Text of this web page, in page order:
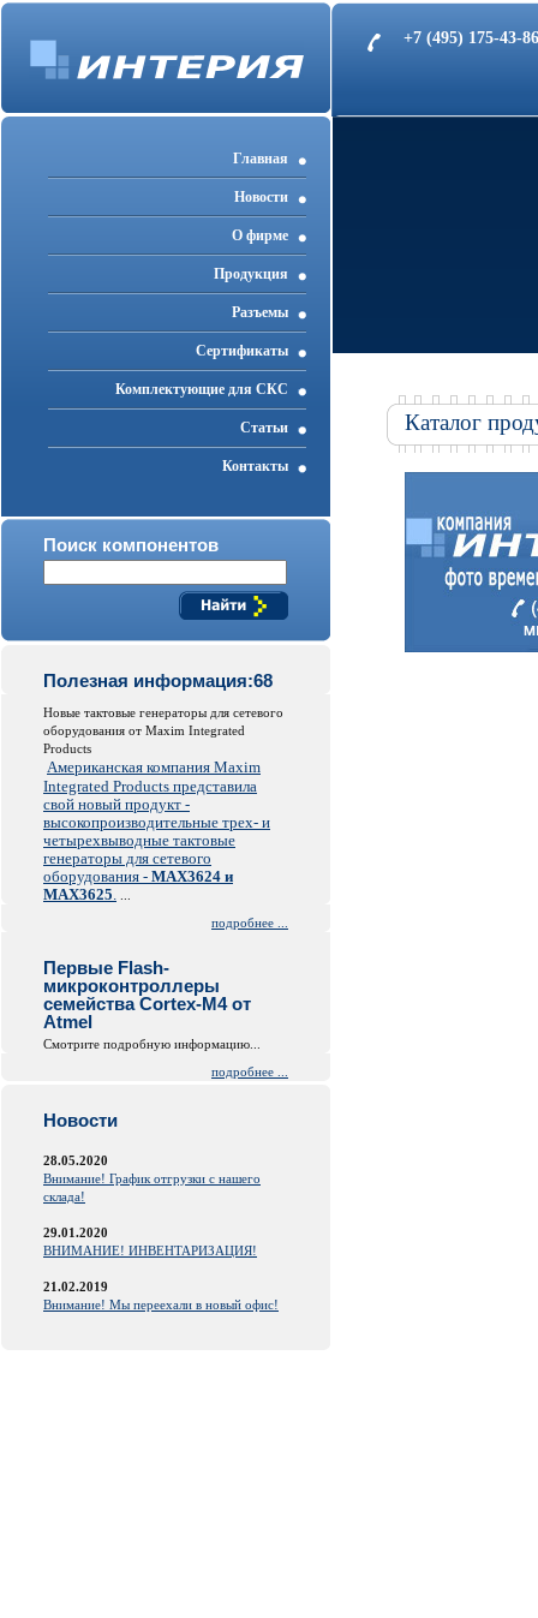
+7 (495) 175-43-
Главная
Новости
О фирме
Продукция
Разъемы
Cертификаты
Комплектующие для СКС
Статьи
Контакты
Поиск компонентов
Полезная информация:68
Новые тактовые генераторы для сетевого
оборудования от Maxim Integrated
Products
Американская компания Maxim
Integrated Products представила
свой новый продукт -
высокопроизводительные трех- и
четырехвыводные тактовые
генераторы для сетевого
оборудования - MAX3624 и
MAX3625.
подробнее ...
Первые Flash-
микроконтроллеры
семейства Cortex-M4 от
Atmel
Смотрите подробную информацию...
подробнее ...
Новости
28.05.2020
Внимание! График отгрузки с нашего
склада!
29.01.2020
ВНИМАНИЕ! ИНВЕНТАРИЗАЦИЯ!
21.02.2019
Внимание! Мы переехали в новый офис!
Каталог